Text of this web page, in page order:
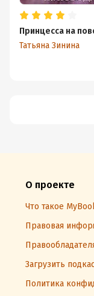
Принцесса на
Татьяна Зинина
О проекте
Что такое
Правовая
Загрузить
Политика